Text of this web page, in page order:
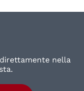
nella